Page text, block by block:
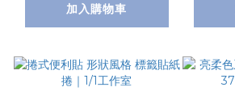
加入購物車